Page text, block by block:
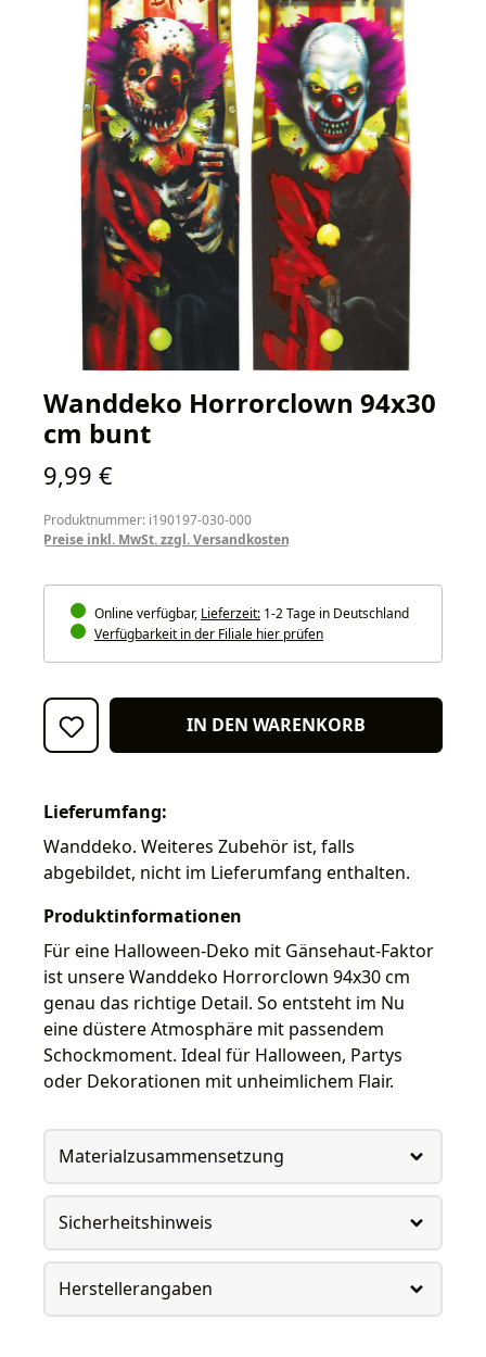
Wanddeko Horrorclown 94x30
cm bunt
Regulärer Preis:
9,99 €
Produktnummer: i190197-030-000
Preise inkl. MwSt. zzgl. Versandkosten
Online verfügbar, Lieferzeit: 1-2 Tage in Deutschland
Verfügbarkeit in der Filiale hier prüfen
IN DEN WARENKORB
Lieferumfang:
Wanddeko. Weiteres Zubehör ist, falls
abgebildet, nicht im Lieferumfang enthalten.
Produktinformationen
Für eine Halloween-Deko mit Gänsehaut-Faktor
ist unsere Wanddeko Horrorclown 94x30 cm
genau das richtige Detail. So entsteht im Nu
eine düstere Atmosphäre mit passendem
Schockmoment. Ideal für Halloween, Partys
oder Dekorationen mit unheimlichem Flair.
Materialzusammensetzung
Sicherheitshinweis
Herstellerangaben